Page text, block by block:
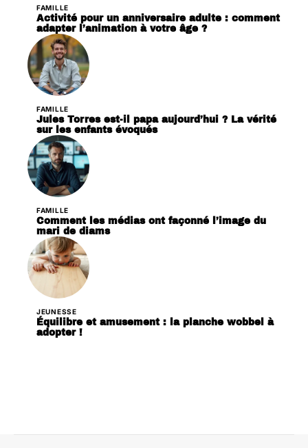
FAMILLE
Activité pour un anniversaire adulte : comment
adapter l’animation à votre âge ?
FAMILLE
Jules Torres est-il papa aujourd’hui ? La vérité
sur les enfants évoqués
FAMILLE
Comment les médias ont façonné l’image du
mari de diams
JEUNESSE
Équilibre et amusement : la planche wobbel à
adopter !